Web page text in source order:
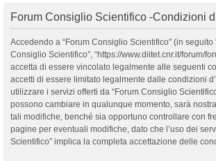
Forum Consiglio Scientifico -Condizioni
Accedendo a “Forum Consiglio Scientifico” (in seguito
Consiglio Scientifico”, “https://www.diitet.cnr.it/forum/
accetta di essere vincolato legalmente alle seguenti
accetti di essere limitato legalmente dalle condizioni
utilizzare i servizi offerti da “Forum Consiglio
possono cambiare in qualunque momento, sarà
tali modifiche, benché sia opportuno controllare con
pagine per eventuali modifiche, dato che l’uso dei
Scientifico” implica la completa accettazione delle